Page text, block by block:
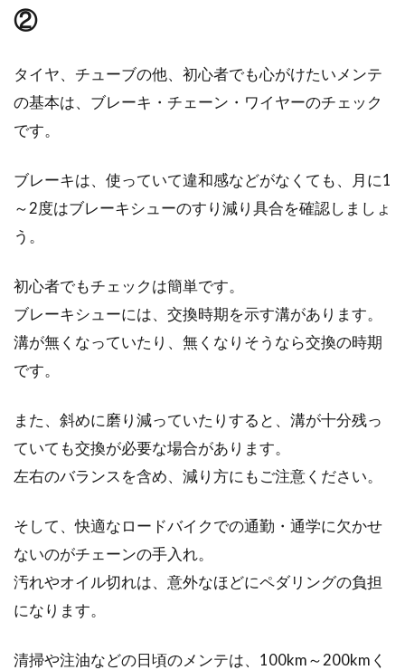
シマノsoraって、名前は聞いたことがあるけれ
クロスバイクの後輪の取り付け方と
自転車には、沢山のパーツがあります。フレー
はなく、細かいパ...
ロードレーサーにスタンドは取り付
けられる？
いう時に困る...
②
タイヤ、チューブの他、初心者でも心がけたいメンテ
の基本は、ブレーキ・チェーン・ワイヤーのチェック
です。
ブレーキは、使っていて違和感などがなくても、月に1
～2度はブレーキシューのすり減り具合を確認しましょ
う。
初心者でもチェックは簡単です。
ブレーキシューには、交換時期を示す溝があります。
溝が無くなっていたり、無くなりそうなら交換の時期
です。
また、斜めに磨り減っていたりすると、溝が十分残っ
ていても交換が必要な場合があります。
左右のバランスを含め、減り方にもご注意ください。
そして、快適なロードバイクでの通勤・通学に欠かせ
ないのがチェーンの手入れ。
汚れやオイル切れは、意外なほどにペダリングの負担
になります。
清掃や注油などの日頃のメンテは、100km～200kmく